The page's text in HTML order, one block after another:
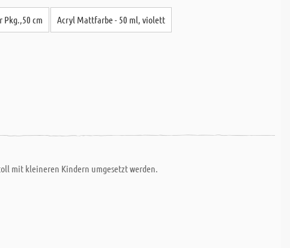
Pkg.,50 cm Acryl Mattfarbe - 50 ml, violett
mit kleineren Kindern umgesetzt werden.